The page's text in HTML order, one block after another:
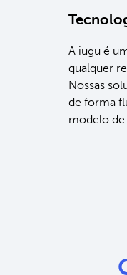
A iugu é
qualquer
Nossas
de forma
modelo